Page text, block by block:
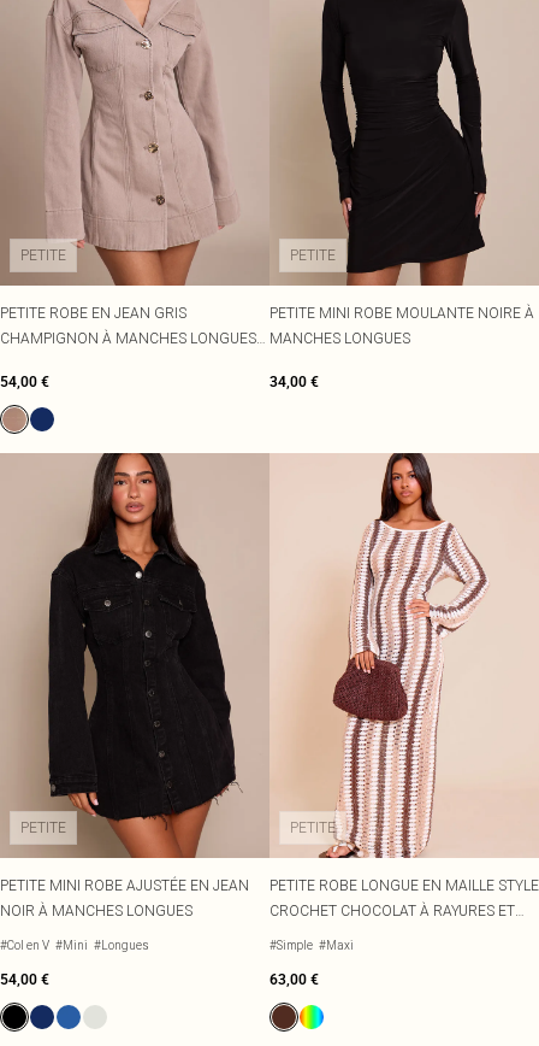
PETITE
PETITE ROBE EN JEAN GRIS
CHAMPIGNON À MANCHES LONGUES
54,00 €
PETITE
PETITE MINI ROBE MOULANTE NOIRE À
MANCHES LONGUES
34,00 €
PETITE
PETITE MINI ROBE AJUSTÉE EN JEAN
NOIR À MANCHES LONGUES
#Col en V #Mini #Longues
54,00 €
PETITE
PETITE ROBE LONGUE EN MAILLE STYLE
CROCHET CHOCOLAT À RAYURES ET
MANCHES LONGUES
#Simple #Maxi
63,00 €